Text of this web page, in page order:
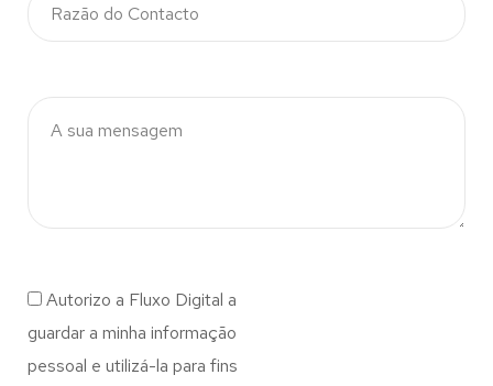
Autorizo a Fluxo Digital a
guardar a minha informação
pessoal e utilizá-la para fins